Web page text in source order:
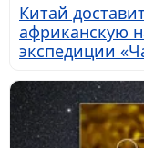
Китай
африканскую
экспедиции